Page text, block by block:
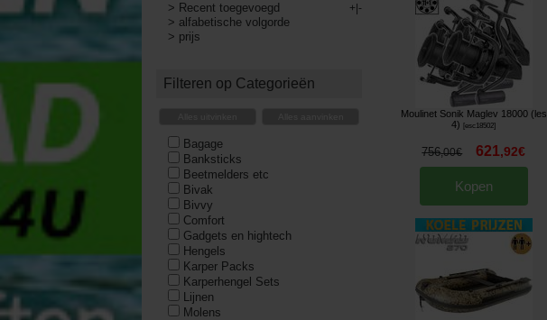
> Recent toegevoegd +|-
> alfabetische volgorde
> prijs
Filteren op Categorieën
Bagage
Banksticks
Beetmelders etc
Bivak
Bivvy
Comfort
Gadgets en hightech
Hengels
Karper Packs
Karperhengel Sets
Lijnen
Molens
Moulinet Sonik Maglev 18000 (les
4)
[esc18502]
756,00€ 621,92€
Kopen